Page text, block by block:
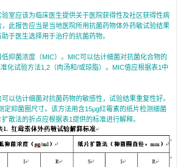
室应该为临床医生提供关于医院获得性及社区获得性病
此报告应当是当地医院所用抗菌药物体外药敏试验结果
于医生选择用于治疗的抗菌药物。
抑菌浓度（MIC）。MIC可以估计细菌对抗菌化合物的
化试验方法1,2（肉汤和/或琼脂）。MIC值应根据表1中
以估计细菌对抗菌药物的敏感性，试验结果重复性好。
定抑菌圈尺寸。该方法用含15μg红霉素的纸片检测细菌
散法的折点应根据表1提供的标准进行解释。